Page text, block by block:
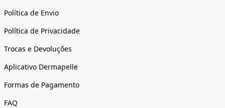
Política de Envio
Política de Privacidade
Trocas e Devoluções
Aplicativo Dermapelle
Formas de Pagamento
FAQ